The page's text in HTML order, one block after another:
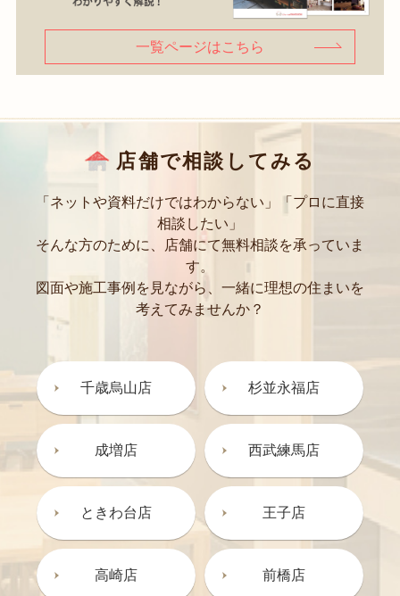
一覧ページはこちら
店舗で相談してみる
「ネットや資料だけではわからない」「プロに直接
相談したい」
そんな方のために、店舗にて無料相談を承っていま
す。
図面や施工事例を見ながら、一緒に理想の住まいを
考えてみませんか？
千歳烏山店 杉並永福店
成増店 西武練馬店
ときわ台店 王子店
高崎店 前橋店